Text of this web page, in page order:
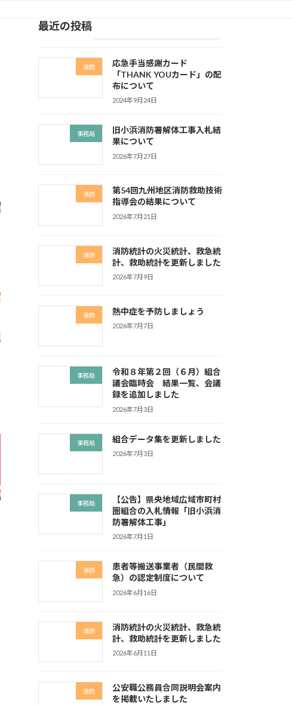
最近の投稿
消防
応急手当感謝カード
「THANK YOUカード」の配
布について
2024年9月24日
事務局
旧小浜消防署解体工事入札結
果について
2026年7月27日
消防
第54回九州地区消防救助技術
指導会の結果について
2026年7月21日
消防
消防統計の火災統計、救急統
計、救助統計を更新しました
2026年7月9日
消防 熱中症を予防しましょう
2026年7月7日
事務局
令和８年第２回（６月）組合
議会臨時会 結果一覧、会議
録を追加しました
2026年7月3日
事務局 組合データ集を更新しました
2026年7月3日
事務局
【公告】県央地域広域市町村
圏組合の入札情報「旧小浜消
防署解体工事」
2026年7月1日
消防
患者等搬送事業者（民間救
急）の認定制度について
2026年6月16日
消防
消防統計の火災統計、救急統
計、救助統計を更新しました
2026年6月11日
消防
公安職公務員合同説明会案内
を掲載いたしました